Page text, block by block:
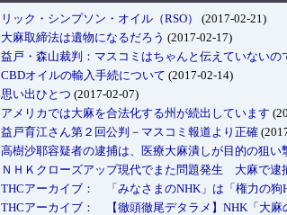
リック・シンプソン・オイル（RSO）
(2017-02-21)
大麻取締法は遺物になるだろう (2017-02-17)
益戸・森山裁判：マスコミはちゃんと伝えていないの
CBDオイルの輸入手続について (2017-02-14)
思い出ひとつ (2017-02-07)
アメリカでは大麻を合法化する州が続出しています
益戸育江さん第２回公判－マスコミ報道より正確
高樹沙耶容疑者の逮捕は、医療大麻潰しが目的の狙い
ＮＨＫクローズアップ現代でまた問題発生 大麻で逮
THCアーカイブ： 「みなさまのNHK」は「権力の狗
THCアーカイブ： 【徹頭徹尾デタラメ】NHK「大麻